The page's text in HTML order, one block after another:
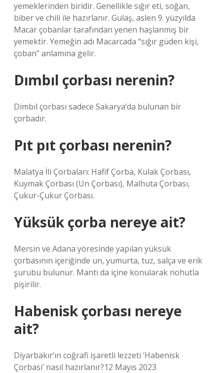
yemeklerinden biridir. Genellikle sığır eti, soğan,
biber ve chili ile hazırlanır. Gulaş, aslen 9. yüzyılda
Macar çobanlar tarafından yenen haşlanmış bir
yemektir. Yemeğin adı Macarcada “sığır güden kişi,
çoban” anlamına gelir.
Dımbıl çorbası nerenin?
Dimbıl çorbası sadece Sakarya’da bulunan bir
çorbadır.
Pıt pıt çorbası nerenin?
Malatya İli Çorbaları: Hafif Çorba, Kulak Çorbası,
Kuymak Çorbası (Un Çorbası), Malhuta Çorbası,
Çukur-Çukur Çorbası.
Yüksük çorba nereye ait?
Mersin ve Adana yöresinde yapılan yüksük
çorbasının içeriğinde un, yumurta, tuz, salça ve erik
şurubu bulunur. Mantı da içine konularak nohutla
pişirilir.
Habenisk çorbası nereye
ait?
Diyarbakır’ın coğrafi işaretli lezzeti ‘Habenisk
Çorbası’ nasıl hazırlanır?12 Mayıs 2023